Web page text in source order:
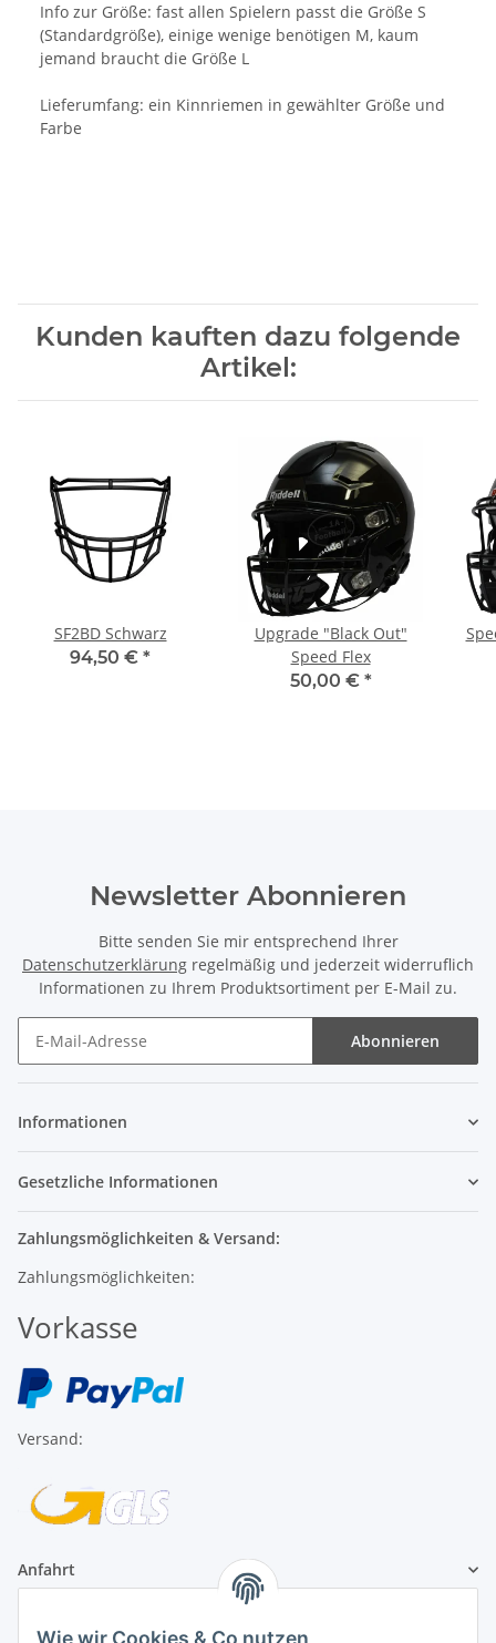
Info zur Größe: fast allen Spielern passt die Größe S
(Standardgröße), einige wenige benötigen M, kaum
jemand braucht die Größe L
Lieferumfang: ein Kinnriemen in gewählter Größe und
Farbe
Kunden kauften dazu folgende
Artikel:
SF2BD Schwarz
94,50 € *
Upgrade "Black Out"
Speed Flex
50,00 € *
Newsletter Abonnieren
Bitte senden Sie mir entsprechend Ihrer
Datenschutzerklärung regelmäßig und jederzeit widerruflich
Informationen zu Ihrem Produktsortiment per E-Mail zu.
Abonnieren
Informationen
Gesetzliche Informationen
Zahlungsmöglichkeiten & Versand:
Zahlungsmöglichkeiten:
Vorkasse
Versand:
Anfahrt
1A Football Angebote